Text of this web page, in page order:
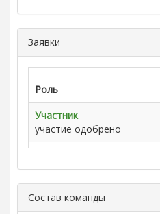
Заявки
Роль
Участник
участие одобрено
Состав команды